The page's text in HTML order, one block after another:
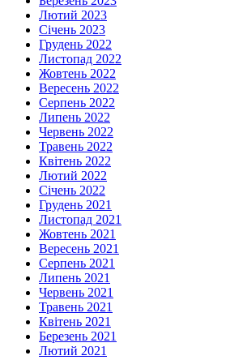
Лютий 2023
Січень 2023
Грудень 2022
Листопад 2022
Жовтень 2022
Вересень 2022
Серпень 2022
Липень 2022
Червень 2022
Травень 2022
Квітень 2022
Лютий 2022
Січень 2022
Грудень 2021
Листопад 2021
Жовтень 2021
Вересень 2021
Серпень 2021
Липень 2021
Червень 2021
Травень 2021
Квітень 2021
Березень 2021
Лютий 2021